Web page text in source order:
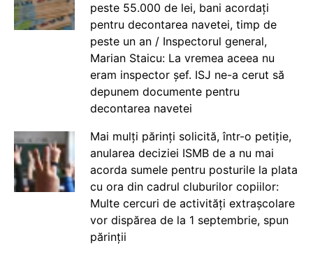
peste 55.000 de lei, bani acordați
pentru decontarea navetei, timp de
peste un an / Inspectorul general,
Marian Staicu: La vremea aceea nu
eram inspector șef. ISJ ne-a cerut să
depunem documente pentru
decontarea navetei
Mai mulți părinți solicită, într-o petiție,
anularea deciziei ISMB de a nu mai
acorda sumele pentru posturile la plata
cu ora din cadrul cluburilor copiilor:
Multe cercuri de activități extrașcolare
vor dispărea de la 1 septembrie, spun
părinții